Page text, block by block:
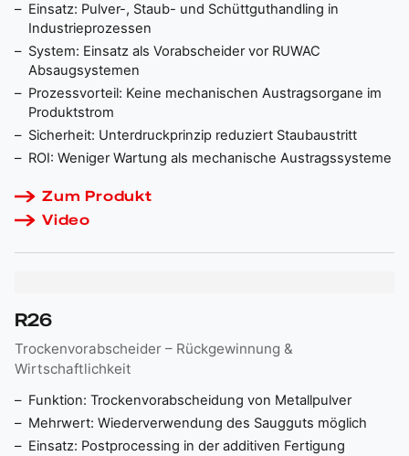
Einsatz: Pulver-, Staub- und Schüttguthandling in
Industrieprozessen
System: Einsatz als Vorabscheider vor RUWAC
Absaugsystemen
Prozessvorteil: Keine mechanischen Austragsorgane im
Produktstrom
Sicherheit: Unterdruckprinzip reduziert Staubaustritt
ROI: Weniger Wartung als mechanische Austragssysteme
Zum Produkt
Video
R26
Trockenvorabscheider – Rückgewinnung &
Wirtschaftlichkeit
Funktion: Trockenvorabscheidung von Metallpulver
Mehrwert: Wiederverwendung des Saugguts möglich
Einsatz: Postprocessing in der additiven Fertigung